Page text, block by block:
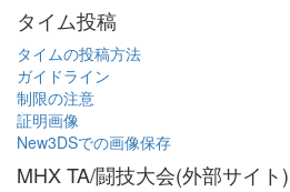
タイム投稿
タイムの投稿方法
ガイドライン
制限の注意
証明画像
New3DSでの画像保存
MHX TA/闘技大会(外部サイト)